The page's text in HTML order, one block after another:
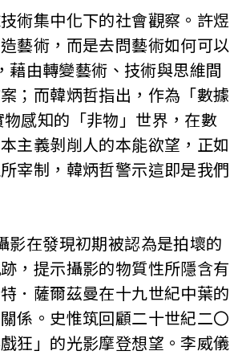
術集中化下的社會觀察。許煜
藝術，而是去問藝術如何可以
由轉變藝術、技術與思維間
；而韓炳哲指出，作為「數據
感知的「非物」世界，在數
主義剝削人的本能欲望，正如
宰制，韓炳哲警示這即是我們
影在發現初期被認為是拍壞的
，提示攝影的物質性所隱含有
．薩爾茲曼在十九世紀中葉的
係。史惟筑回顧二十世紀二〇
狂」的光影摩登想望。李威儀